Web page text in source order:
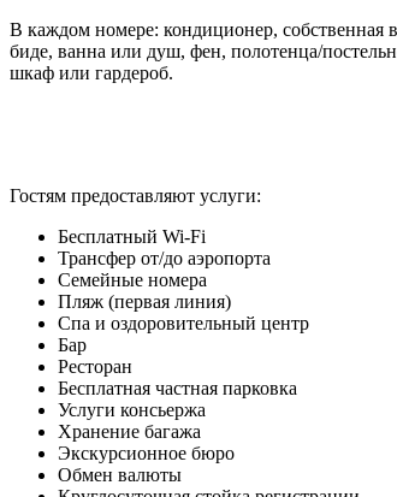
В каждом номере: кондиционер, собственная
биде, ванна или душ, фен, полотенца/
шкаф или гардероб.
Гостям предоставляют услуги:
Бесплатный Wi-Fi
Трансфер от/до аэропорта
Семейные номера
Пляж (первая линия)
Спа и оздоровительный центр
Бар
Ресторан
Бесплатная частная парковка
Услуги консьержа
Хранение багажа
Экскурсионное бюро
Обмен валюты